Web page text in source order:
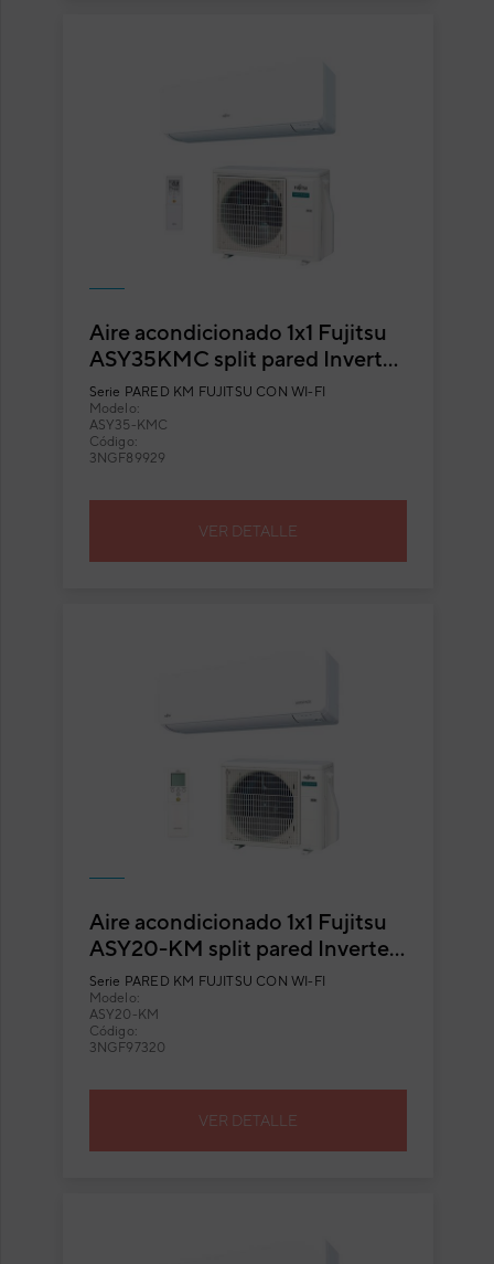
Aire acondicionado 1x1 Fujitsu
ASY35KMC split pared Inverter
con Wi-Fi incluido
Serie PARED KM FUJITSU CON WI-FI
Modelo:
ASY35-KMC
Código:
3NGF89929
VER DETALLE
Aire acondicionado 1x1 Fujitsu
ASY20-KM split pared Inverter
con Wi-Fi incluido
Serie PARED KM FUJITSU CON WI-FI
Modelo:
ASY20-KM
Código:
3NGF97320
VER DETALLE